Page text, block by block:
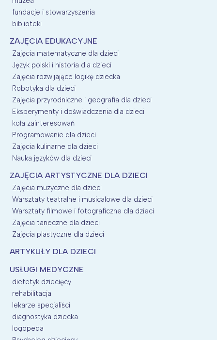
fundacje i stowarzyszenia
biblioteki
ZAJĘCIA EDUKACYJNE
Zajęcia matematyczne dla dzieci
Język polski i historia dla dzieci
Zajęcia rozwijające logikę dziecka
Robotyka dla dzieci
Zajęcia przyrodniczne i geografia dla dzieci
Eksperymenty i doświadczenia dla dzieci
koła zainteresowań
Programowanie dla dzieci
Zajęcia kulinarne dla dzieci
Nauka języków dla dzieci
ZAJĘCIA ARTYSTYCZNE DLA DZIECI
Zajęcia muzyczne dla dzieci
Warsztaty teatralne i musicalowe dla dzieci
Warsztaty filmowe i fotograficzne dla dzieci
Zajęcia taneczne dla dzieci
Zajęcia plastyczne dla dzieci
ARTYKUŁY DLA DZIECI
USŁUGI MEDYCZNE
dietetyk dziecięcy
rehabilitacja
lekarze specjaliści
diagnostyka dziecka
logopeda